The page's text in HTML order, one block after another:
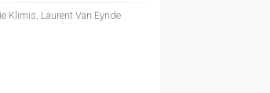
Klimis, Laurent Van Eynde